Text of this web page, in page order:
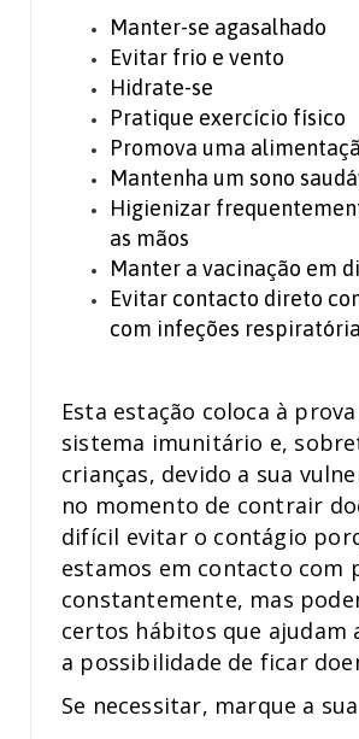
Manter-se agasalhado
Evitar frio e vento
Hidrate-se
Pratique exercício físico
Promova uma
Mantenha um sono
Higienizar
as mãos
Manter a vacinação em
Evitar contacto direto
com infeções
Esta estação coloca à
sistema imunitário e,
crianças, devido a sua
no momento de contrair
difícil evitar o contágio
estamos em contacto com
constantemente, mas
certos hábitos que ajudam
a possibilidade de ficar
Se necessitar, marque a